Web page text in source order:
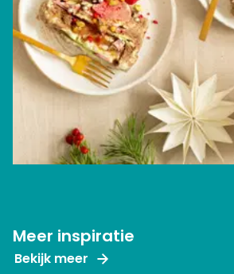
Meer inspiratie
Bekijk meer